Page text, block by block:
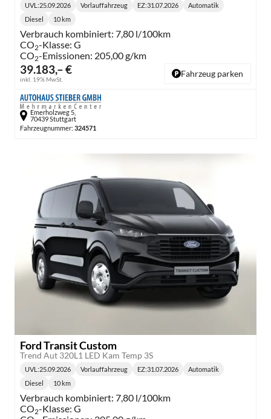
39.183,– €
inkl. 19% MwSt.
Lieferzeit:
UVL :25.09.2026 Vorlauffahrzeug EZ:31.07.2026
Getriebe:
Automatik
Kraftstoff:
Diesel
Kilometerstand:
10 km
Verbrauch kombiniert: 7,80 l/100km
CO2-Klasse: G
CO2-Emissionen: 205,00 g/km
Fahrzeug parken
Emerholzweg 5,
70439 Stuttgart
Fahrzeugnummer: 324571
Ford Transit Custom
Trend Aut 320L1 LED Kam Temp 3S
UVL :25.09.2026 Vorlauffahrzeug EZ:31.07.2026 Automatik
Diesel 10 km
Verbrauch kombiniert: 7,80 l/100km
CO2-Klasse: G